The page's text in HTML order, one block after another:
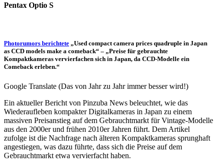
Pentax Optio S
Photorumors berichtete „Used compact camera prices quadruple in Japan
as CCD models make a comeback“ – „Preise für gebrauchte
Kompaktkameras vervierfachen sich in Japan, da CCD-Modelle ein
Comeback erleben.“
Google Translate (Das von Jahr zu Jahr immer besser wird!)
Ein aktueller Bericht von Pinzuba News beleuchtet, wie das
Wiederaufleben kompakter Digitalkameras in Japan zu einem
massiven Preisanstieg auf dem Gebrauchtmarkt für Vintage-Modelle
aus den 2000er und frühen 2010er Jahren führt. Dem Artikel
zufolge ist die Nachfrage nach älteren Kompaktkameras sprunghaft
angestiegen, was dazu führte, dass sich die Preise auf dem
Gebrauchtmarkt etwa vervierfacht haben.